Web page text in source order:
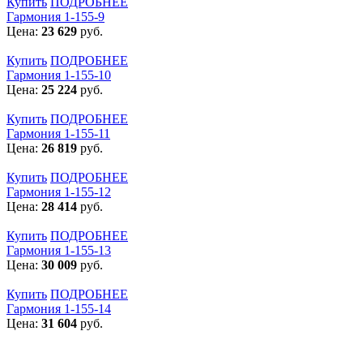
Гармония 1-155-9
Цена: 23 629 руб.
Купить ПОДРОБНЕЕ
Гармония 1-155-10
Цена: 25 224 руб.
Купить ПОДРОБНЕЕ
Гармония 1-155-11
Цена: 26 819 руб.
Купить ПОДРОБНЕЕ
Гармония 1-155-12
Цена: 28 414 руб.
Купить ПОДРОБНЕЕ
Гармония 1-155-13
Цена: 30 009 руб.
Купить ПОДРОБНЕЕ
Гармония 1-155-14
Цена: 31 604 руб.